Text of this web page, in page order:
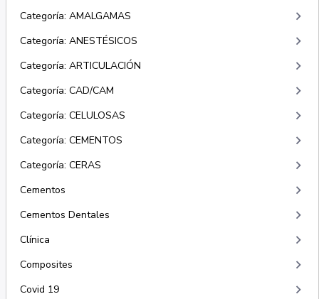
Categoría: AMALGAMAS keyboard_arrow_right
Categoría: ANESTÉSICOS keyboard_arrow_right
Categoría: ARTICULACIÓN keyboard_arrow_right
Categoría: CAD/CAM keyboard_arrow_right
Categoría: CELULOSAS keyboard_arrow_right
Categoría: CEMENTOS keyboard_arrow_right
Categoría: CERAS keyboard_arrow_right
Cementos keyboard_arrow_right
Cementos Dentales keyboard_arrow_right
Clínica keyboard_arrow_right
Composites keyboard_arrow_right
Covid 19 keyboard_arrow_right